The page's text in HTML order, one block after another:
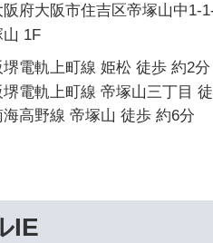
阪府大阪市住吉区帝塚山中1-
山 1F
堺電軌上町線 姫松 徒歩 約2分
堺電軌上町線 帝塚山三丁目
海高野線 帝塚山 徒歩 約6分
IE